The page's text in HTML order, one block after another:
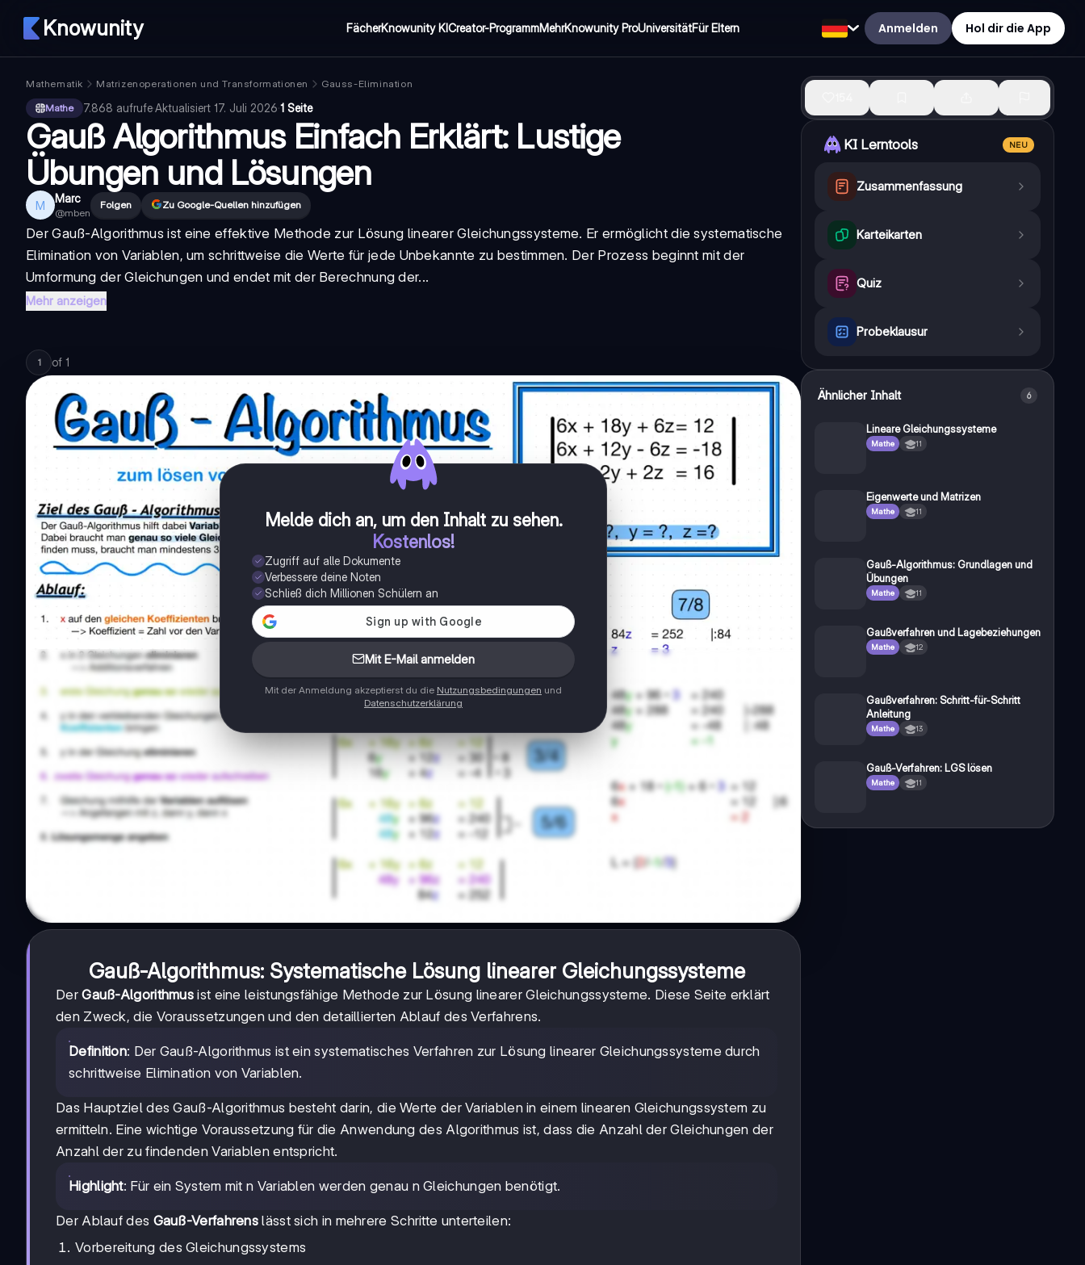
Knowunity FächerKnowunity KICreator-ProgrammMehrKnowunity ProUniversitätFür Eltern Anmelden Hol dir die App
Mathematik Matrizenoperationen und Transformationen
Gauss-Elimination
Mathe
7.868 aufrufe·Aktualisiert 17. Juli 2026·1 Seite
Gauß Algorithmus Einfach Erklärt: Lustige
Übungen und Lösungen
M Marc
@mben
Folgen Zu Google-Quellen hinzufügen
Der Gauß-Algorithmus ist eine effektive Methode zur Lösung linearer Gleichungssysteme. Er ermöglicht die systematische
Elimination von Variablen, um schrittweise die Werte für jede Unbekannte zu bestimmen. Der Prozess beginnt mit der
Umformung der Gleichungen und endet mit der Berechnung der...
Mehr anzeigen
1 of 1
Melde dich an, um den Inhalt zu sehen.
Kostenlos!
Zugriff auf alle Dokumente
Verbessere deine Noten
Schließ dich Millionen Schülern an
Mit E-Mail anmelden
Mit der Anmeldung akzeptierst du die Nutzungsbedingungen und
Datenschutzerklärung
Gauß-Algorithmus: Systematische Lösung linearer Gleichungssysteme
DerGauß-Algorithmus ist eine leistungsfähige Methode zur Lösung linearer Gleichungssysteme. Diese Seite erklärt
den Zweck, die Voraussetzungen und den detaillierten Ablauf des Verfahrens.
Definition: Der Gauß-Algorithmus ist ein systematisches Verfahren zur Lösung linearer Gleichungssysteme durch
schrittweise Elimination von Variablen.
Das Hauptziel des Gauß-Algorithmus besteht darin, die Werte der Variablen in einem linearen Gleichungssystem zu
ermitteln. Eine wichtige Voraussetzung für die Anwendung des Algorithmus ist, dass die Anzahl der Gleichungen der
Anzahl der zu findenden Variablen entspricht.
Highlight: Für ein System mit n Variablen werden genau n Gleichungen benötigt.
Der Ablauf des Gauß-Verfahrens lässt sich in mehrere Schritte unterteilen:
Vorbereitung des Gleichungssystems
KI Lerntools NEU
Zusammenfassung
Karteikarten
Quiz
Probeklausur
Ähnlicher Inhalt 6
Lineare Gleichungssysteme
Mathe 11
Eigenwerte und Matrizen
Mathe 11
Gauß-Algorithmus: Grundlagen und
Übungen
Mathe 11
Gaußverfahren und Lagebeziehungen
Mathe 12
Gaußverfahren: Schritt-für-Schritt
Anleitung
Mathe 13
Gauß-Verfahren: LGS lösen
Mathe 11